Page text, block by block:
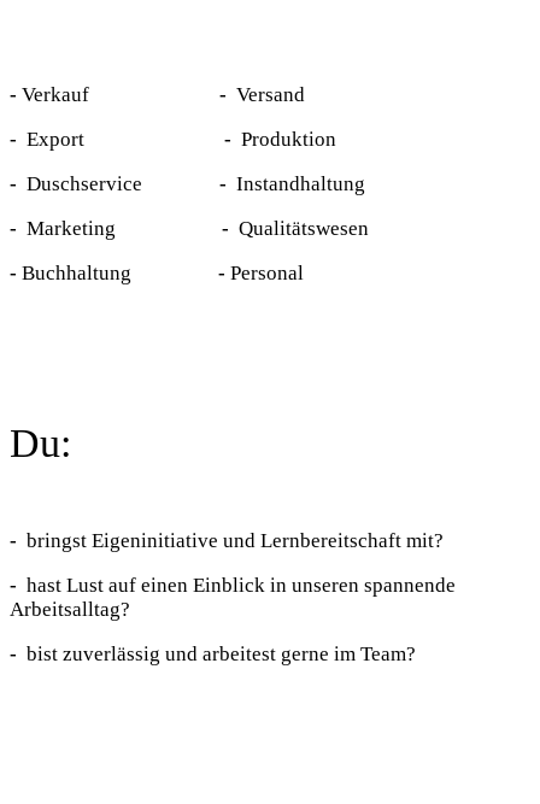
- Verkauf - Versand
- Export - Produktion
- Duschservice - Instandhaltung
- Marketing - Qualitätswesen
- Buchhaltung - Personal
Du:
- bringst Eigeninitiative und Lernbereitschaft mit?
- hast Lust auf einen Einblick in unseren spannende
Arbeitsalltag?
- bist zuverlässig und arbeitest gerne im Team?